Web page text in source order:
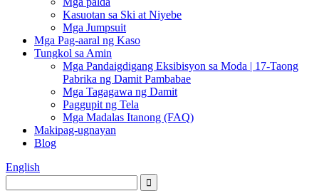
Kasuotan sa Ski at Niyebe
Mga Jumpsuit
Mga Pag-aaral ng Kaso
Tungkol sa Amin
Mga Pandaigdigang Eksibisyon sa Moda | 17-Taong
Pabrika ng Damit Pambabae
Mga Tagagawa ng Damit
Paggupit ng Tela
Mga Madalas Itanong (FAQ)
Makipag-ugnayan
Blog
English